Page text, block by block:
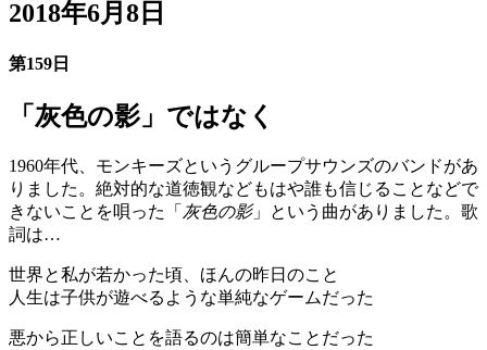
2018年6月8日
第159日
「灰色の影」ではなく
1960年代、モンキーズというグループサウンズのバンドがあ
りました。絶対的な道徳観などもはや誰も信じることなどで
きないことを唄った「 灰色の影」という曲がありました。歌
詞は…
世界と私が若かった頃、ほんの昨日のこと
人生は子供が遊べるような単純なゲームだった
悪から正しいことを語るのは簡単なことだった